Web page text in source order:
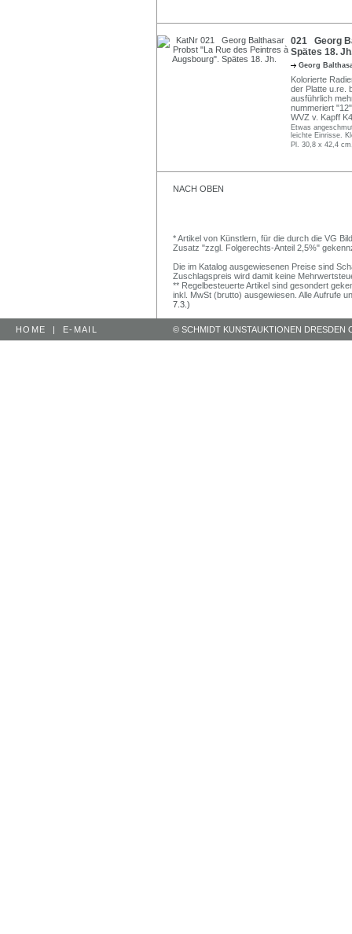
021 Georg
Spätes 18.
Georg
Kolorierte
der Platte u.re.
ausführlich
nummeriert
WVZ v. Kapff
Etwas
leichte Einrisse.
Pl. 30,8 x 42,4
NACH OBEN
* Artikel von Künstlern, für die durch die VG
Zusatz "zzgl. Folgerechts-Anteil 2,5%"
Die im Katalog ausgewiesenen Preise sind
Zuschlagspreis wird damit keine
** Regelbesteuerte Artikel sind gesondert
inkl. MwSt (brutto) ausgewiesen. Alle Aufrufe
7.3.)
HOME | E-MAIL © SCHMIDT KUNSTAUKTIONEN DRESDEN